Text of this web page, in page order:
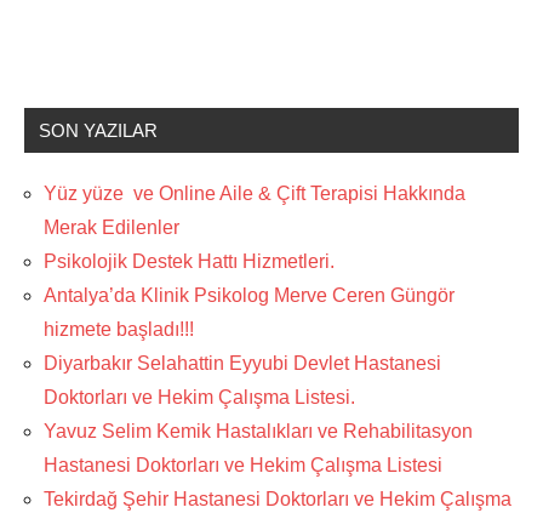
SON YAZILAR
Yüz yüze ve Online Aile & Çift Terapisi Hakkında
Merak Edilenler
Psikolojik Destek Hattı Hizmetleri.
Antalya’da Klinik Psikolog Merve Ceren Güngör
hizmete başladı!!!
Diyarbakır Selahattin Eyyubi Devlet Hastanesi
Doktorları ve Hekim Çalışma Listesi.
Yavuz Selim Kemik Hastalıkları ve Rehabilitasyon
Hastanesi Doktorları ve Hekim Çalışma Listesi
Tekirdağ Şehir Hastanesi Doktorları ve Hekim Çalışma